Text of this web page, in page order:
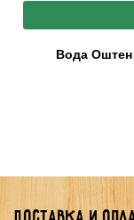
Вода Оштен